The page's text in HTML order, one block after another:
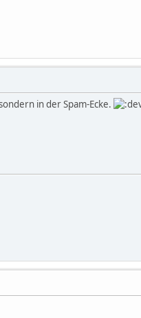
in der Spam-Ecke.